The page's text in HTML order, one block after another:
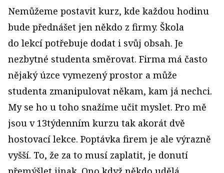
Nemůžeme postavit kurz, kde každou hodinu
bude přednášet jen někdo z firmy. Škola
do lekcí potřebuje dodat i svůj obsah. Je
nezbytné studenta směrovat. Firma má často
nějaký úzce vymezený prostor a může
studenta zmanipulovat někam, kam já nechci.
My se ho u toho snažíme učit myslet. Pro mě
jsou v 13týdenním kurzu tak akorát dvě
hostovací lekce. Poptávka firem je ale výrazně
vyšší. To, že za to musí zaplatit, je donutí